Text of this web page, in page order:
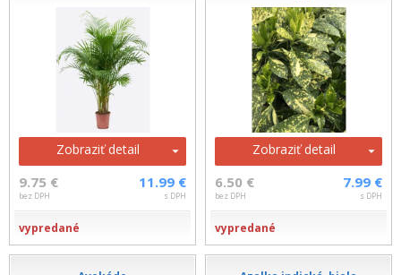
Zobraziť detail
9.75 €
bez DPH
11.99 €
s DPH
vypredané
Zobraziť detail
6.50 €
bez DPH
7.99 €
s DPH
vypredané